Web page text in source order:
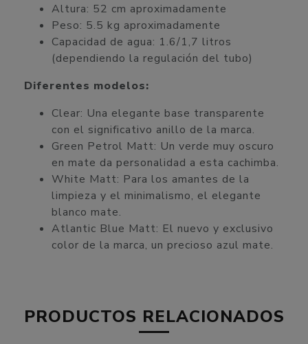
Altura: 52 cm aproximadamente
Peso: 5.5 kg aproximadamente
Capacidad de agua: 1.6/1,7 litros
(dependiendo la regulación del tubo)
Diferentes modelos:
Clear: Una elegante base transparente
con el significativo anillo de la marca.
Green Petrol Matt: Un verde muy oscuro
en mate da personalidad a esta cachimba.
White Matt: Para los amantes de la
limpieza y el minimalismo, el elegante
blanco mate.
Atlantic Blue Matt: El nuevo y exclusivo
color de la marca, un precioso azul mate.
PRODUCTOS RELACIONADOS